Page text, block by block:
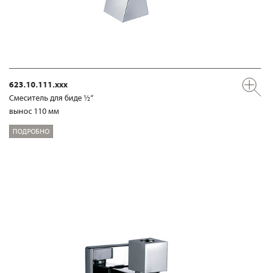
623.10.111.xxx
Смеситель для биде ½“
вынос 110 мм
ПОДРОБНО